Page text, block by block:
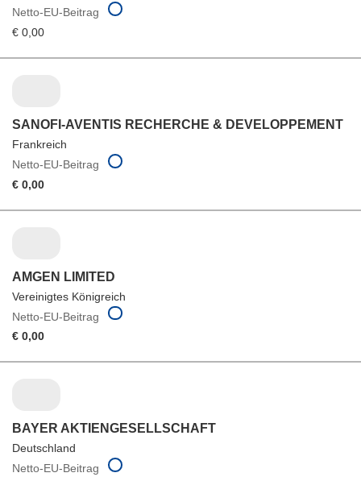
Netto-EU-Beitrag
€ 0,00
SANOFI-AVENTIS RECHERCHE & DEVELOPPEMENT
Frankreich
Netto-EU-Beitrag
€ 0,00
AMGEN LIMITED
Vereinigtes Königreich
Netto-EU-Beitrag
€ 0,00
BAYER AKTIENGESELLSCHAFT
Deutschland
Netto-EU-Beitrag